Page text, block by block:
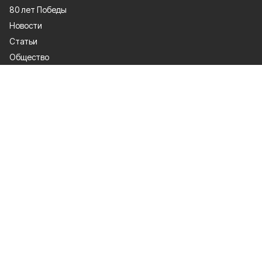
80 лет Победы
Новости
Статьи
Общество